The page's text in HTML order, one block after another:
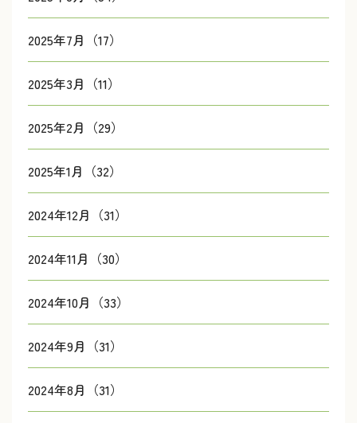
2025年7月（17）
2025年3月（11）
2025年2月（29）
2025年1月（32）
2024年12月（31）
2024年11月（30）
2024年10月（33）
2024年9月（31）
2024年8月（31）